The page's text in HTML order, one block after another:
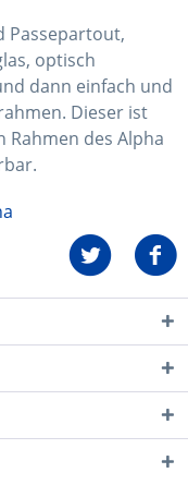
Passepartout,
optisch
dann einfach und
Dieser ist
des Alpha